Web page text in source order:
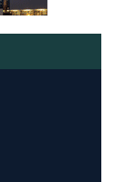
আটকে
সাবেক